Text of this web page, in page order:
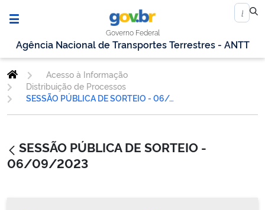
Governo Federal
Agência Nacional de Transportes Terrestres - ANTT
Acesso à Informação
Distribuição de Processos
SESSÃO PÚBLICA DE SORTEIO - 06/09/2023
SESSÃO PÚBLICA DE SORTEIO -
06/09/2023